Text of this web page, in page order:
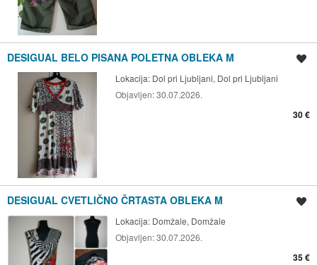
DESIGUAL BELO PISANA POLETNA OBLEKA M
Lokacija: Dol pri Ljubljani, Dol pri Ljubljani
Objavljen:30.07.2026.
30 €
DESIGUAL CVETLIČNO ČRTASTA OBLEKA M
Lokacija: Domžale, Domžale
Objavljen:30.07.2026.
35 €